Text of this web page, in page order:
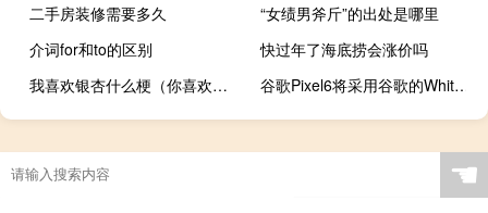
二手房装修需要多久
“女绩男斧斤”的出处是哪里
介词for和to的区别
快过年了海底捞会涨价吗
我喜欢银杏什么梗（你喜欢银杏吗是什么梗）
谷歌Pixel6将采用谷歌的Whitechapel定制芯片组新的泄漏重申
☚